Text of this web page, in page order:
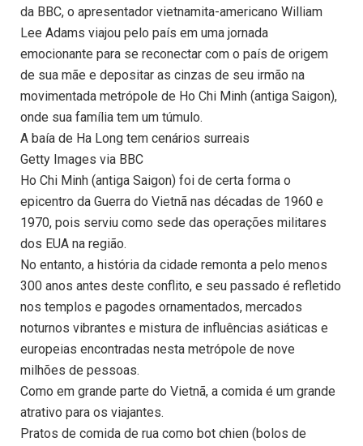
da BBC, o apresentador vietnamita-americano William
Lee Adams viajou pelo país em uma jornada
emocionante para se reconectar com o país de origem
de sua mãe e depositar as cinzas de seu irmão na
movimentada metrópole de Ho Chi Minh (antiga Saigon),
onde sua família tem um túmulo.
A baía de Ha Long tem cenários surreais
Getty Images via BBC
Ho Chi Minh (antiga Saigon) foi de certa forma o
epicentro da Guerra do Vietnã nas décadas de 1960 e
1970, pois serviu como sede das operações militares
dos EUA na região.
No entanto, a história da cidade remonta a pelo menos
300 anos antes deste conflito, e seu passado é refletido
nos templos e pagodes ornamentados, mercados
noturnos vibrantes e mistura de influências asiáticas e
europeias encontradas nesta metrópole de nove
milhões de pessoas.
Como em grande parte do Vietnã, a comida é um grande
atrativo para os viajantes.
Pratos de comida de rua como bot chien (bolos de